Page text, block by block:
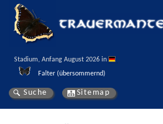
Stadium, Anfang August 2026 in
Falter (übersommernd)
Suche Sitemap